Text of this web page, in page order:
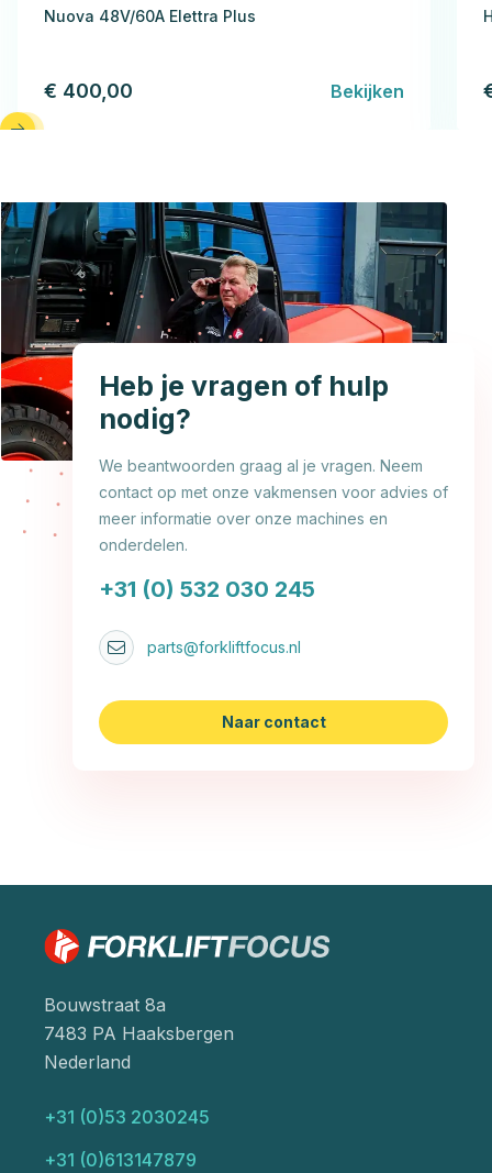
Nuova 48V/60A Elettra Plus
€ 400,00 Bekijken
Heb je vragen of hulp
nodig?
We beantwoorden graag al je vragen. Neem
contact op met onze vakmensen voor advies of
meer informatie over onze machines en
onderdelen.
+31 (0) 532 030 245
parts@forkliftfocus.nl
Naar contact
Bouwstraat 8a
7483 PA Haaksbergen
Nederland
+31 (0)53 2030245
+31 (0)613147879